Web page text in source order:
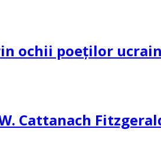
ochii poeților
Cattanach